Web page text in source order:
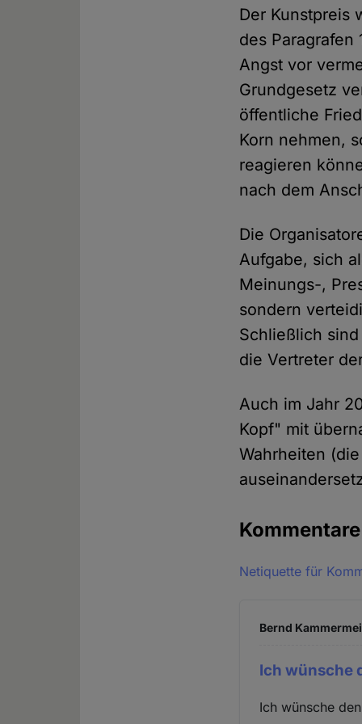
Der Kunstpreis
des Paragrafen
Angst vor
Grundgesetz
öffentliche
Korn nehmen,
reagieren
nach dem
Die
Aufgabe, sich
Meinungs-,
sondern
Schließlich
die Vertreter
Auch im Jahr
Kopf" mit
Wahrheiten
Kommentare
Netiquette für
Bernd
Ich wünsche
Ich wünsche